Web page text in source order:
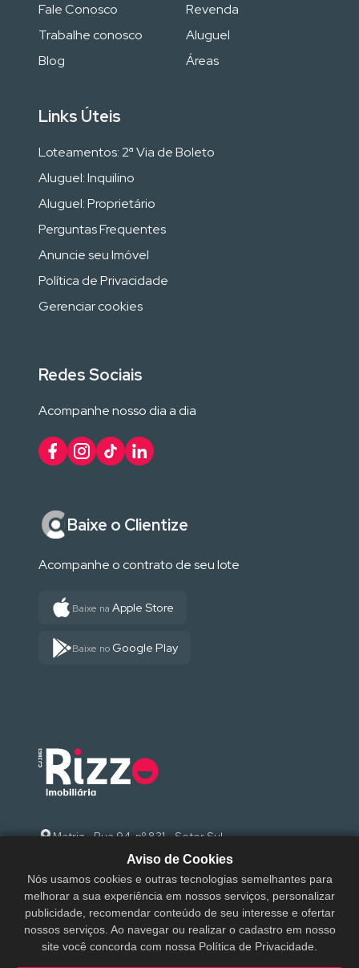
Matriz - Rua 94, nº 831 - Setor Sul
sac@rizzoimobiliaria.com.br
Fale Conosco
Trabalhe conosco
Blog
Revenda
Aluguel
Áreas
Links Úteis
Loteamentos: 2ª Via de Boleto
Aluguel: Inquilino
Aluguel: Proprietário
Perguntas Frequentes
Anuncie seu Imóvel
Política de Privacidade
Gerenciar cookies
Redes Sociais
Acompanhe nosso dia a dia
Baixe o Clientize
Acompanhe o contrato de seu lote
Baixe na Apple Store
Baixe no Google Play
Aviso de Cookies
Nós usamos cookies e outras tecnologias semelhantes para
melhorar a sua experiência em nossos serviços, personalizar
publicidade, recomendar conteúdo de seu interesse e ofertar
nossos serviços. Ao navegar ou realizar o cadastro em nosso
site você concorda com nossa Política de Privacidade.